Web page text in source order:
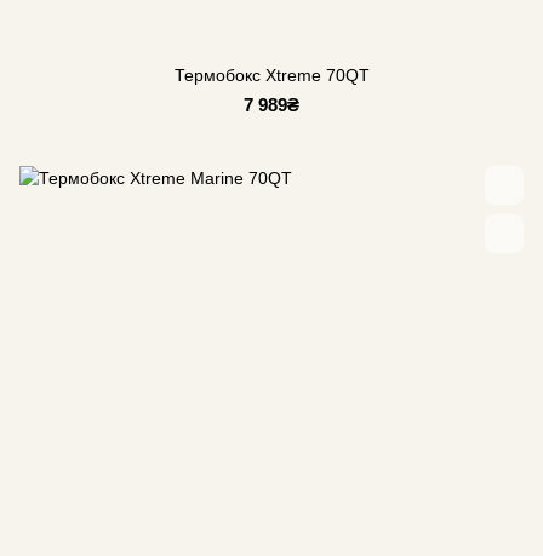
Термобокс Xtreme 70QT
7 989₴